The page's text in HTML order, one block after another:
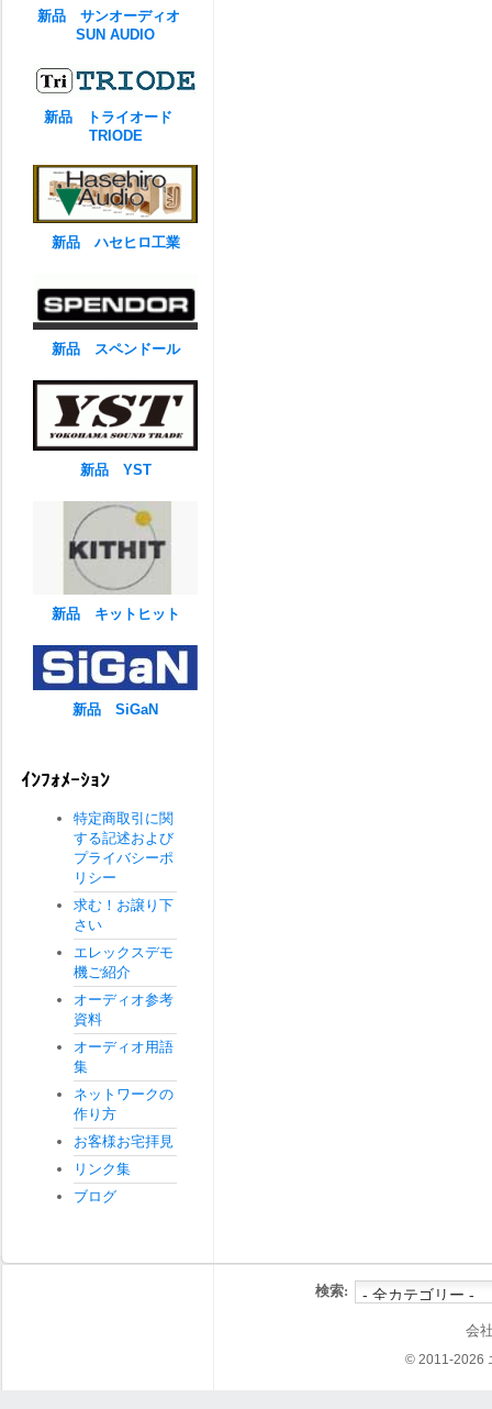
新品 サンオーディオ
SUN AUDIO
新品 トライオード
TRIODE
新品 ハセヒロ工業
新品 スペンドール
新品 YST
新品 キットヒット
新品 SiGaN
ｲﾝﾌｫﾒｰｼｮﾝ
特定商取引に関
する記述および
プライバシーポ
リシー
求む！お譲り下
さい
エレックスデモ
機ご紹介
オーディオ参考
資料
オーディオ用語
集
ネットワークの
作り方
お客様お宅拝見
リンク集
ブログ
検索:
会
© 2011-2026